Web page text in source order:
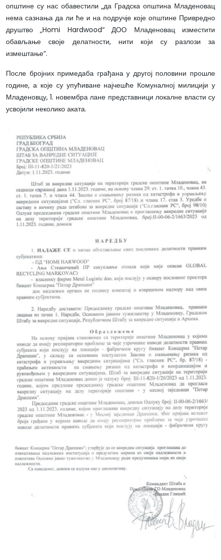
општине су нас обавестили „да Градска општина Младеновац
нема сазнања да ли ће и на подручје које општине Привредно
друштво „Homi Hardwood“ ДОО Младеновац изместити
обављање своје делатности, нити који су разлози за
измештање“.
После бројних примедаба грађана у другој половини прошле
године, а које су упућиване најчешће Комуналној милицији у
Младеновцу, 1. новембра лане представници локалне власти су
усвојили неколико аката.